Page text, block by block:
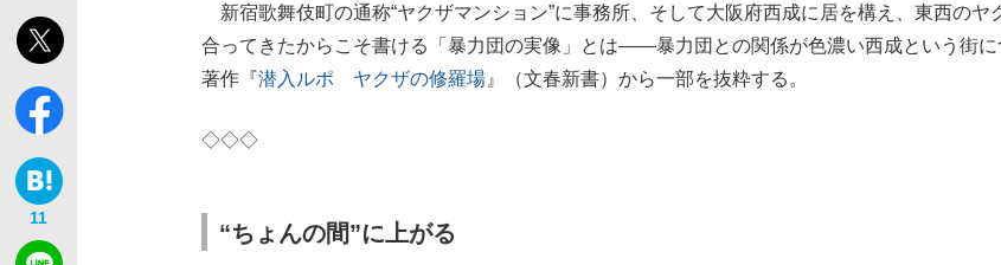
もっと見る
もっと見る
11
新宿歌舞伎町の通称“ヤクザマンション”に事務所、そして大阪府西成に居を構え、東西のヤ
合ってきたからこそ書ける「暴力団の実像」とは――暴力団との関係が色濃い西成という街に
著作『潜入ルポ ヤクザの修羅場 』（文春新書）から一部を抜粋する。
◇◇◇
“ちょんの間”に上がる